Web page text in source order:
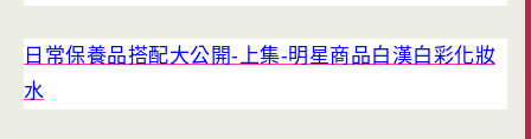
日常保養品搭配大公開-上集-明星商品白漢白彩化妝
水